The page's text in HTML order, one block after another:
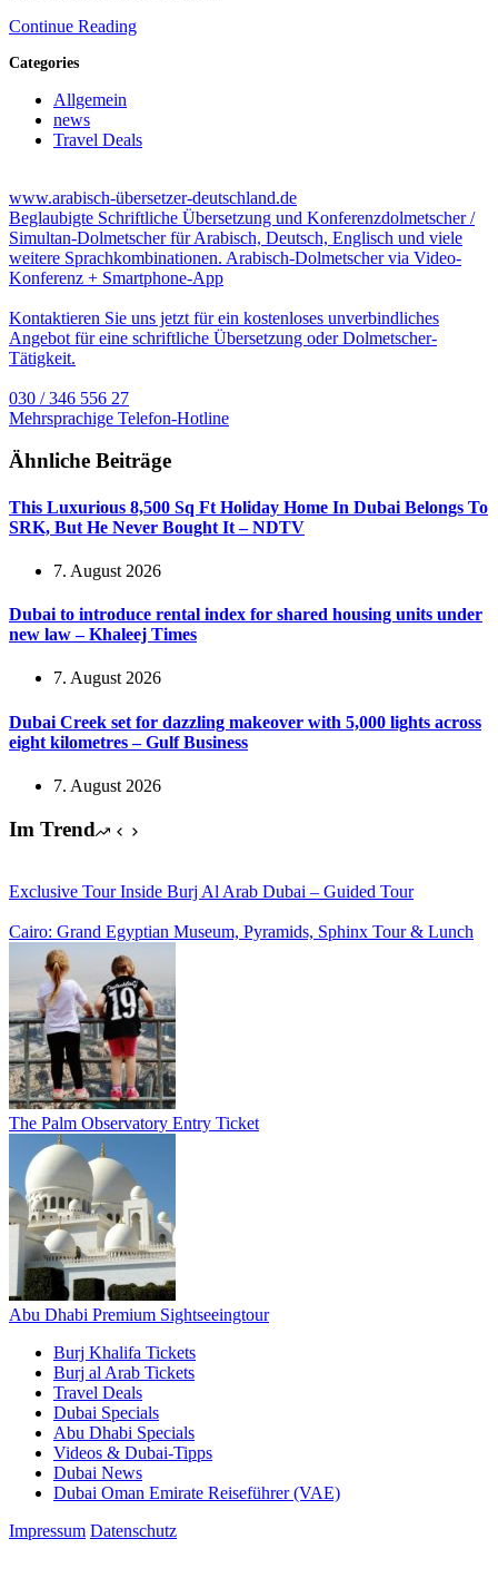
Continue Reading
Categories
Allgemein
news
Travel Deals
www.arabisch-übersetzer-deutschland.de
Beglaubigte Schriftliche Übersetzung und Konferenzdolmetscher /
Simultan-Dolmetscher für Arabisch, Deutsch, Englisch und viele
weitere Sprachkombinationen. Arabisch-Dolmetscher via Video-
Konferenz + Smartphone-App
Kontaktieren Sie uns jetzt für ein kostenloses unverbindliches
Angebot für eine schriftliche Übersetzung oder Dolmetscher-
Tätigkeit.
030 / 346 556 27
Mehrsprachige Telefon-Hotline
Ähnliche Beiträge
This Luxurious 8,500 Sq Ft Holiday Home In Dubai Belongs To
SRK, But He Never Bought It – NDTV
7. August 2026
Dubai to introduce rental index for shared housing units under
new law – Khaleej Times
7. August 2026
Dubai Creek set for dazzling makeover with 5,000 lights across
eight kilometres – Gulf Business
7. August 2026
Im Trend
Exclusive Tour Inside Burj Al Arab Dubai – Guided Tour
Cairo: Grand Egyptian Museum, Pyramids, Sphinx Tour & Lunch
The Palm Observatory Entry Ticket
Abu Dhabi Premium Sightseeingtour
Burj Khalifa Tickets
Burj al Arab Tickets
Travel Deals
Dubai Specials
Abu Dhabi Specials
Videos & Dubai-Tipps
Dubai News
Dubai Oman Emirate Reiseführer (VAE)
Impressum Datenschutz